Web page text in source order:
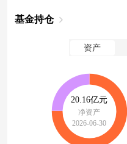
基金持仓
资产
20.16亿元
净资产
2026-06-30